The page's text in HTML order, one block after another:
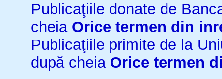
Publicaţiile donate de
cheia Orice termen din
Publicaţiile primite de la
după cheia Orice termen